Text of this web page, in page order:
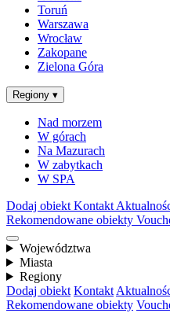
Toruń
Warszawa
Wrocław
Zakopane
Zielona Góra
Regiony ▾
Nad morzem
W górach
Na Mazurach
W zabytkach
W SPA
Dodaj obiekt Kontakt
Rekomendowane obiekty
Województwa
Miasta
Regiony
Dodaj obiekt Kontakt
Rekomendowane obiekty